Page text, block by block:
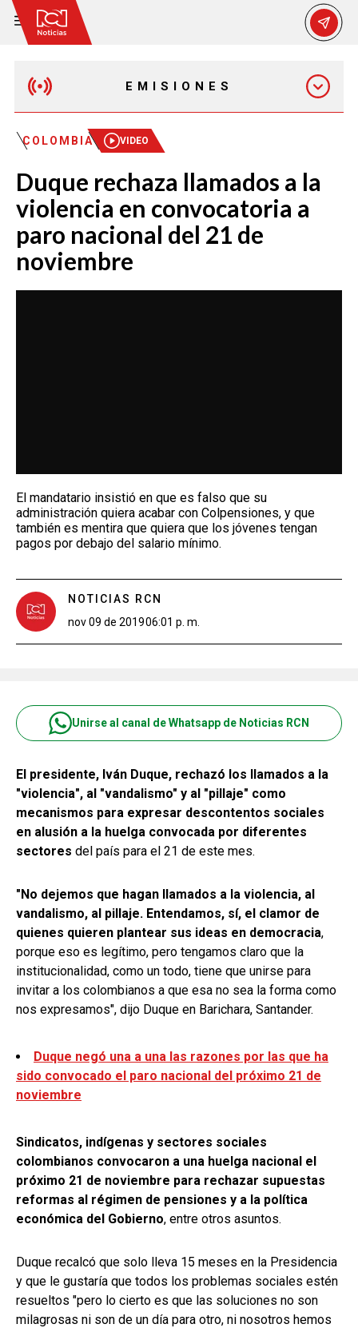
EMISIONES
MAÑANA EXPRESS
EMISIÓN 12:30 PM
EMISIÓN 7:00 PM
EMISIÓN 11:30 PM
COLOMBIA VIDEO
Duque rechaza llamados a la
violencia en convocatoria a
paro nacional del 21 de
noviembre
El mandatario insistió en que es falso que su
administración quiera acabar con Colpensiones, y que
también es mentira que quiera que los jóvenes tengan
pagos por debajo del salario mínimo.
NOTICIAS RCN
nov 09 de 201906:01 p. m.
Unirse al canal de Whatsapp de Noticias RCN
El presidente, Iván Duque, rechazó los llamados a la
"violencia", al "vandalismo" y al "pillaje" como
mecanismos para expresar descontentos sociales
en alusión a la huelga convocada por diferentes
sectores del país para el 21 de este mes.
"No dejemos que hagan llamados a la violencia, al
vandalismo, al pillaje. Entendamos, sí, el clamor de
quienes quieren plantear sus ideas en democracia,
porque eso es legítimo, pero tengamos claro que la
institucionalidad, como un todo, tiene que unirse para
invitar a los colombianos a que esa no sea la forma como
nos expresamos", dijo Duque en Barichara, Santander.
Duque negó una a una las razones por las que ha
sido convocado el paro nacional del próximo 21 de
noviembre
Sindicatos, indígenas y sectores sociales
colombianos convocaron a una huelga nacional el
próximo 21 de noviembre para rechazar supuestas
reformas al régimen de pensiones y a la política
económica del Gobierno, entre otros asuntos.
Duque recalcó que solo lleva 15 meses en la Presidencia
y que le gustaría que todos los problemas sociales estén
resueltos "pero lo cierto es que las soluciones no son
milagrosas ni son de un día para otro, ni nosotros hemos